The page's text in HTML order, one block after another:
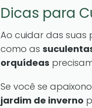
Dicas para
Ao cuidar das suas
como as
orquídeas
Se você se
jardim de inverno